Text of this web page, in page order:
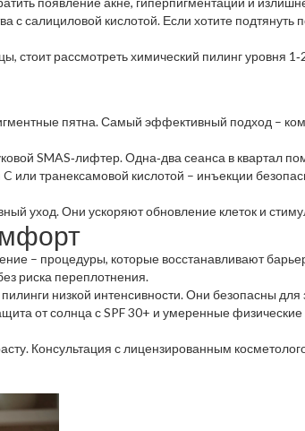
салициловой кислотой. Если хотите
стоит рассмотреть химический пилинг уровня
пятна. Самый эффективный подход –
SMAS‑лифтер. Одна‑два сеанса в квартал
транексамовой кислотой – инъекции
уход. Они ускоряют обновление клеток и
– процедуры, которые восстанавливают
риска переплотнения.
низкой интенсивности. Они безопасны
от солнца с SPF 30+ и умеренные
Консультация с лицензированным